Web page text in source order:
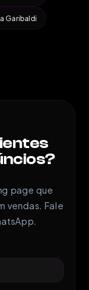
Garibaldi
page que
vendas. Fale